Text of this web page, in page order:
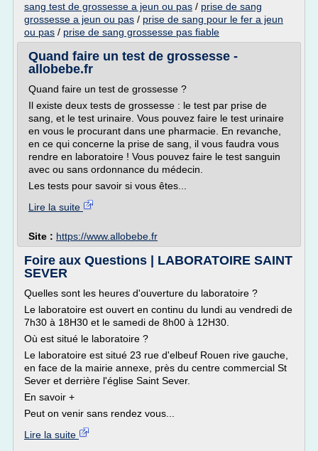
sang test de grossesse a jeun ou pas / prise de sang
grossesse a jeun ou pas / prise de sang pour le fer a jeun
ou pas / prise de sang grossesse pas fiable
Quand faire un test de grossesse -
allobebe.fr
Quand faire un test de grossesse ?
Il existe deux tests de grossesse : le test par prise de
sang, et le test urinaire. Vous pouvez faire le test urinaire
en vous le procurant dans une pharmacie. En revanche,
en ce qui concerne la prise de sang, il vous faudra vous
rendre en laboratoire ! Vous pouvez faire le test sanguin
avec ou sans ordonnance du médecin.
Les tests pour savoir si vous êtes...
Lire la suite
Site : https://www.allobebe.fr
Foire aux Questions | LABORATOIRE SAINT
SEVER
Quelles sont les heures d'ouverture du laboratoire ?
Le laboratoire est ouvert en continu du lundi au vendredi de
7h30 à 18H30 et le samedi de 8h00 à 12H30.
Où est situé le laboratoire ?
Le laboratoire est situé 23 rue d'elbeuf Rouen rive gauche,
en face de la mairie annexe, près du centre commercial St
Sever et derrière l'église Saint Sever.
En savoir +
Peut on venir sans rendez vous...
Lire la suite